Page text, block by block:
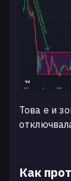
Това е и
Как